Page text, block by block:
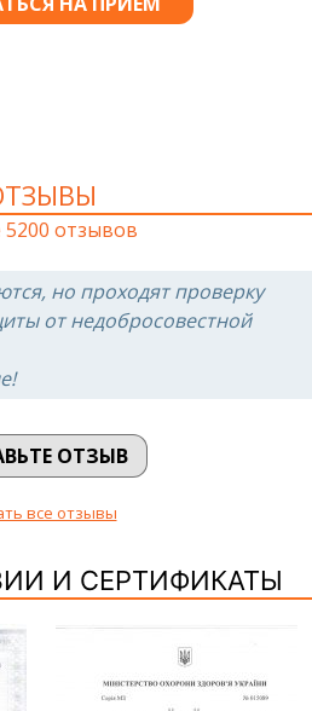
5200 отзывов
но проходят проверку
от недобросовестной
ОТЗЫВ
все отзывы
И СЕРТИФИКАТЫ